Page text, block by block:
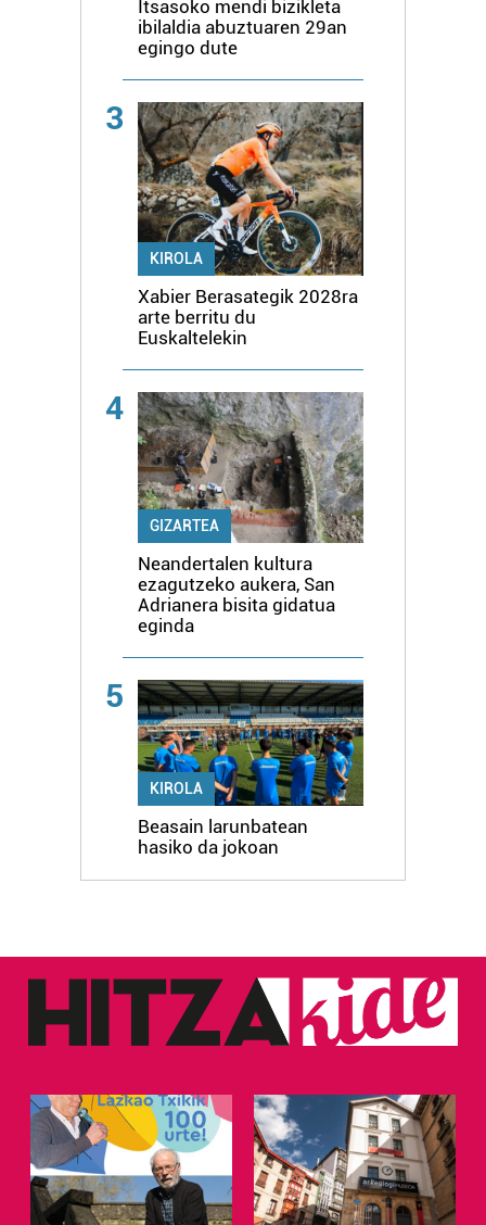
Itsasoko mendi bizikleta
ibilaldia abuztuaren 29an
egingo dute
3
KIROLA
Xabier Berasategik 2028ra
arte berritu du
Euskaltelekin
4
GIZARTEA
Neandertalen kultura
ezagutzeko aukera, San
Adrianera bisita gidatua
eginda
5
KIROLA
Beasain larunbatean
hasiko da jokoan